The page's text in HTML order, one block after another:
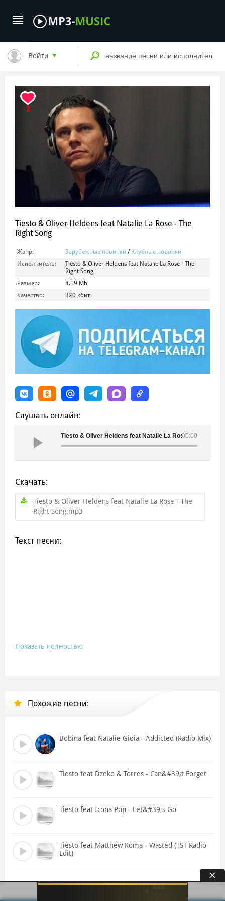
Войти
2
Tiesto & Oliver Heldens feat Natalie La Rose - The
Right Song
Жанр: Зарубежные новинки / Клубные новинки
Исполнитель:
Tiesto & Oliver Heldens feat Natalie La Rose - The
Right Song
Размер:
8.19 Mb
Качество:
320 кбит
Слушать онлайн:
00:00
Tiesto & Oliver Heldens feat Natalie La Rose - The Right
Скачать:
Tiesto & Oliver Heldens feat Natalie La Rose - The
Right Song.mp3
Текст песни:
Показать полностью
Похожие песни:
Bobina feat Natalie Gioia - Addicted (Radio Mix)
Tiesto feat Dzeko & Torres - Can&#39;t Forget
Tiesto feat Icona Pop - Let&#39;s Go
Tiesto feat Matthew Koma - Wasted (TST Radio
Edit)